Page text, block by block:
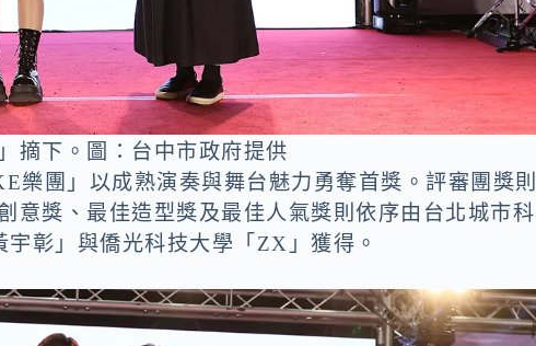
摘下。圖：台中市政府提供
樂團」以成熟演奏與舞台魅力勇奪首獎。評審團獎
意獎、最佳造型獎及最佳人氣獎則依序由台北城市科
彰」與僑光科技大學「ZX」獲得。